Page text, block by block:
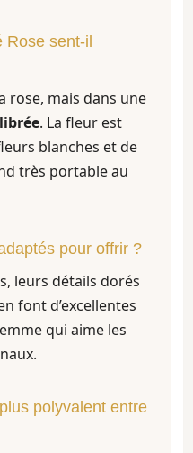
Rose sent-il
rose, mais dans une
. La fleur est
blanches et de
très portable au
pour offrir ?
leurs détails dorés
font d’excellentes
qui aime les
polyvalent entre